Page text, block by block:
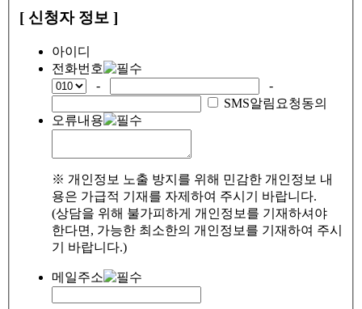
[ 신청자 정보 ]
아이디
전화번호
-
-
SMS알림요청동의
오류내용
※ 개인정보 노출 방지를 위해 민감한 개인정보 내
용은 가급적 기재를 자제하여 주시기 바랍니다.
(상담을 위해 불가피하게 개인정보를 기재하셔야
한다면, 가능한 최소한의 개인정보를 기재하여 주시
기 바랍니다.)
메일주소